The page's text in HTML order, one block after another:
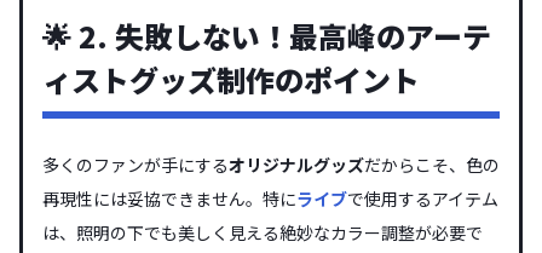
🌟 2. 失敗しない！最高峰のアーテ
ィストグッズ制作のポイント
多くのファンが手にするオリジナルグッズだからこそ、色の
再現性には妥協できません。特にライブで使用するアイテム
は、照明の下でも美しく見える絶妙なカラー調整が必要で